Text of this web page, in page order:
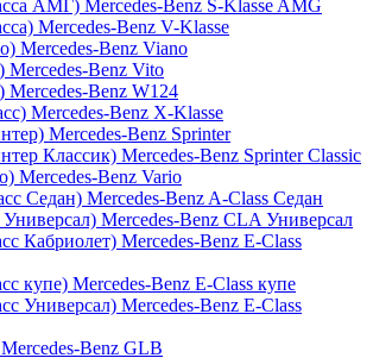
Mercedes-Benz S-Klasse AMG
Mercedes-Benz V-Klasse
Mercedes-Benz Viano
Mercedes-Benz Vito
Mercedes-Benz W124
Mercedes-Benz X-Klasse
Mercedes-Benz Sprinter
Mercedes-Benz Sprinter Classic
Mercedes-Benz Vario
Mercedes-Benz A-Class Седан
Mercedes-Benz CLA Универсал
Mercedes-Benz E-Class
Mercedes-Benz E-Class купе
Mercedes-Benz E-Class
Mercedes-Benz GLB